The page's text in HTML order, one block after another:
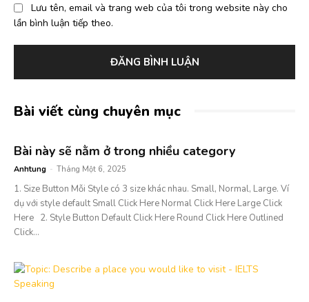
Lưu tên, email và trang web của tôi trong website này cho
lần bình luận tiếp theo.
Bài viết cùng chuyên mục
Bài này sẽ nằm ở trong nhiều category
Anhtung - Tháng Một 6, 2025
1. Size Button Mỗi Style có 3 size khác nhau. Small, Normal, Large. Ví
dụ với style default Small Click Here Normal Click Here Large Click
Here 2. Style Button Default Click Here Round Click Here Outlined
Click...